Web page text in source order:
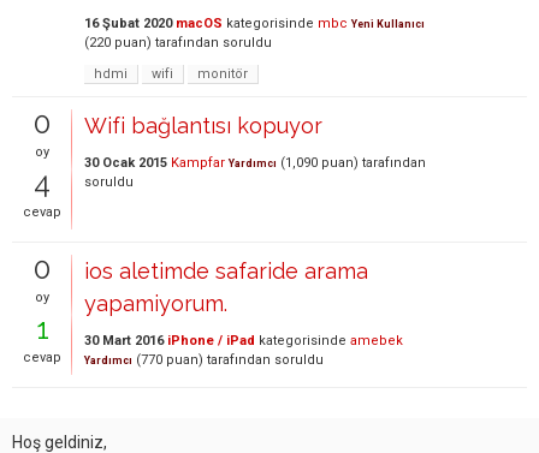
16 Şubat 2020 macOS kategorisinde mbc Yeni Kullanıcı
(220 puan) tarafından soruldu
hdmi
wifi monitör
0
oy
4
cevap
Wifi bağlantısı kopuyor
30 Ocak 2015 Kampfar Yardımcı (1,090 puan) tarafından
soruldu
0
oy
1
cevap
ios aletimde safaride arama
yapamiyorum.
30 Mart 2016 iPhone / iPad kategorisinde amebek
Yardımcı (770 puan) tarafından soruldu
Hoş geldiniz,